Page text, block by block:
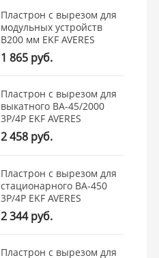
Пластрон с вырезом для
модульных устройств
В200 мм EKF AVERES
1 865 руб.
Пластрон с вырезом для
выкатного ВА-45/2000
3Р/4Р EKF AVERES
2 458 руб.
Пластрон с вырезом для
стационарного ВА-450
3Р/4Р EKF AVERES
2 344 руб.
Пластрон с вырезом для